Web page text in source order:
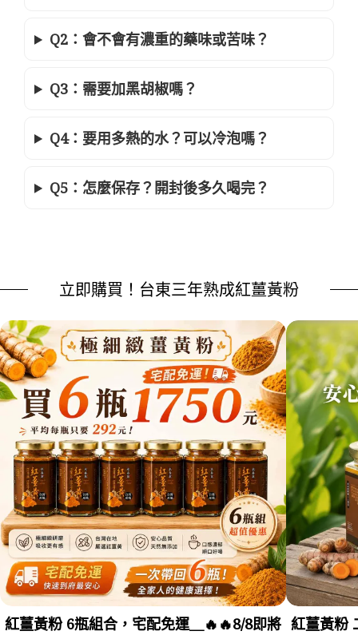
Q2：會不會有濃重的藥味或苦味？
Q3：需要加黑胡椒嗎？
Q4：要用多熱的水？可以冷泡嗎？
Q5：怎麼保存？開封後多久喝完？
立即購買！台東三年熟成紅薑黃粉
紅薑黃粉 6瓶組合，宅配免運＿🔥🔥8/8即將
紅薑黃粉 二罐優惠組合（黃金比例 特別添